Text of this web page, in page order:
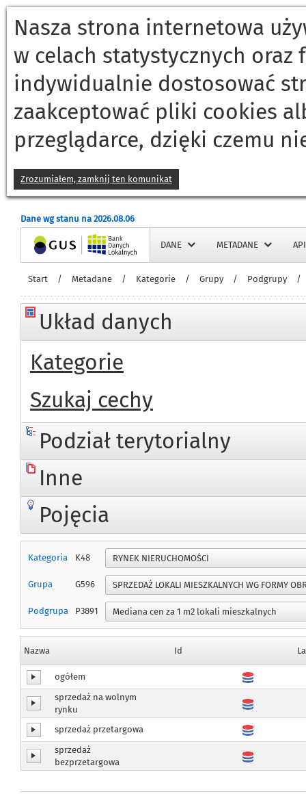
Nasza strona internetowa
w celach statystycznych
indywidualnie dostosować
zaakceptować pliki cookies
przeglądarce, dzięki czemu
Zrozumiałem, zamknij ten komunikat
Dane wg stanu na 2026.08.06
Strona główna DANE METADANE API
Start / Metadane / Kategorie / Grupy / Podgrupy /
Układ danych
Kategorie
Szukaj cechy
Podział terytorialny
Inne
Pojęcia
Kategoria K48
Grupa G596
Podgrupa P3891
Nazwa Id
ogółem
sprzedaż na wolnym
rynku
sprzedaż przetargowa
sprzedaż
bezprzetargowa